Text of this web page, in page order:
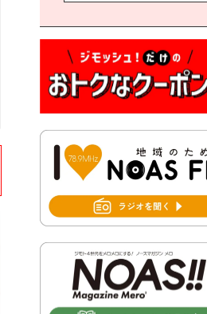
対抗「福岡駅伝」出場選手募
集！
2026年7月31日 第６次豊前市
総合計画後期基本計画策定業
書が変わります！
2026年7月30日 豊前市立豊前
中学校の進捗状況について